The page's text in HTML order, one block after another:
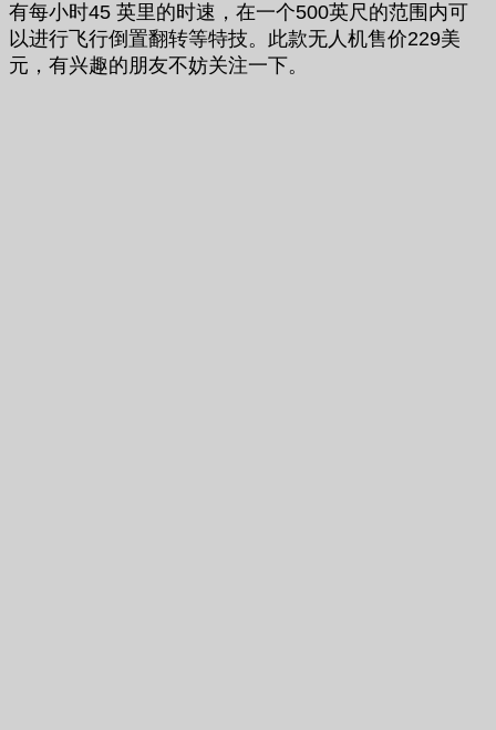
有每小时45 英里的时速，在一个500英尺的范围内可
以进行飞行倒置翻转等特技。此款无人机售价229美
元，有兴趣的朋友不妨关注一下。